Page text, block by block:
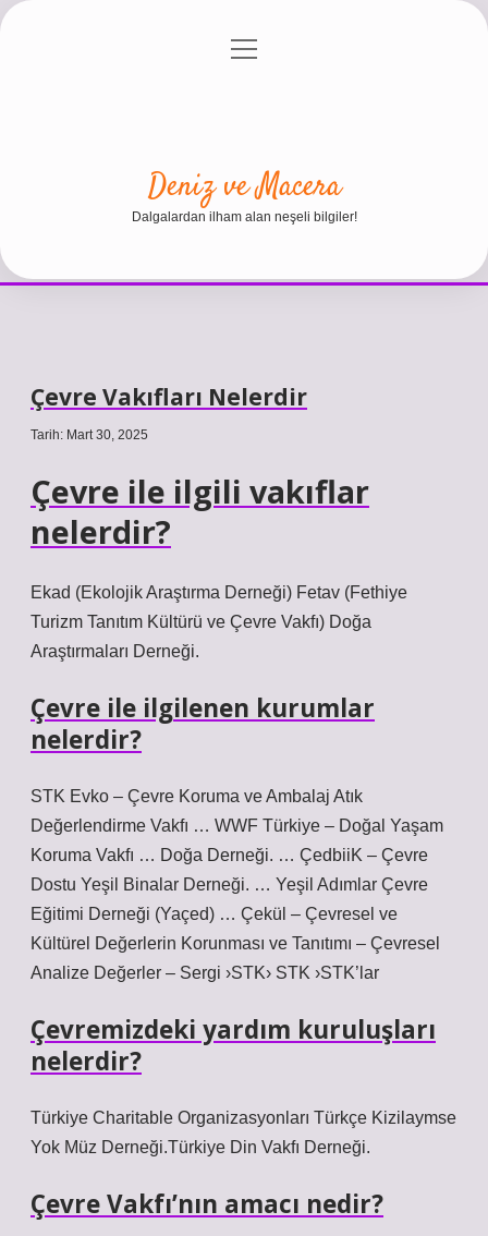
Gizlilik Politikası
menüyü
Deniz ve Macera
Dalgalardan ilham alan neşeli bilgiler!
Çevre Vakıfları Nelerdir
Tarih: Mart 30, 2025
Çevre ile ilgili vakıflar
nelerdir?
Ekad (Ekolojik Araştırma Derneği) Fetav (Fethiye
Turizm Tanıtım Kültürü ve Çevre Vakfı) Doğa
Araştırmaları Derneği.
Çevre ile ilgilenen kurumlar
nelerdir?
STK Evko – Çevre Koruma ve Ambalaj Atık
Değerlendirme Vakfı … WWF Türkiye – Doğal Yaşam
Koruma Vakfı … Doğa Derneği. … ÇedbiiK – Çevre
Dostu Yeşil Binalar Derneği. … Yeşil Adımlar Çevre
Eğitimi Derneği (Yaçed) … Çekül – Çevresel ve
Kültürel Değerlerin Korunması ve Tanıtımı – Çevresel
Analize Değerler – Sergi ›STK› STK ›STK’lar
Çevremizdeki yardım kuruluşları
nelerdir?
Türkiye Charitable Organizasyonları Türkçe Kizilaymse
Yok Müz Derneği.Türkiye Din Vakfı Derneği.
Çevre Vakfı’nın amacı nedir?